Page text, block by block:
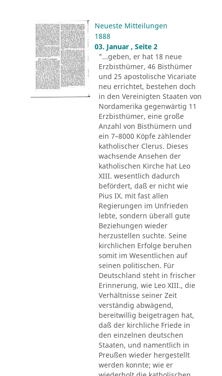
Neueste Mitteilungen
1888
03. Januar , Seite 2
"...geben, er hat 18 neue
Erzbisthümer, 46 Bisthümer
und 25 apostolische Vicariate
neu errichtet, bestehen doch
in den Vereinigten Staaten von
Nordamerika gegenwärtig 11
Erzbisthümer, eine große
Anzahl von Bisthümern und
ein 7–8000 Köpfe zählender
katholischer Clerus. Dieses
wachsende Ansehen der
katholischen Kirche hat Leo
XIII. wesentlich dadurch
befördert, daß er nicht wie
Pius IX. mit fast allen
Regierungen im Unfrieden
lebte, sondern überall gute
Beziehungen wieder
herzustellen suchte. Seine
kirchlichen Erfolge beruhen
somit im Wesentlichen auf
seinen politischen. Für
Deutschland steht in frischer
Erinnerung, wie Leo XIII., die
Verhältnisse seiner Zeit
verständig abwägend,
bereitwillig beigetragen hat,
daß der kirchliche Friede in
den einzelnen deutschen
Staaten, und namentlich in
Preußen wieder hergestellt
werden konnte; wie er